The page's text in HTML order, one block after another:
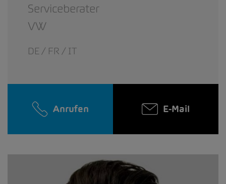
Serviceberater
VW
DE / FR / IT
Anrufen E-Mail